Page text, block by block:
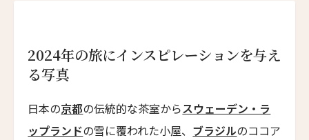
カステル・ボー・サイト
Castel Beau Site
ザ・グレース
The Grace
7人
9人
8人
2024年の旅にインスピレーションを与え
る写真
日本の京都の伝統的な茶室からスウェーデン・ラ
ップランドの雪に覆われた小屋、 ブラジルのココア